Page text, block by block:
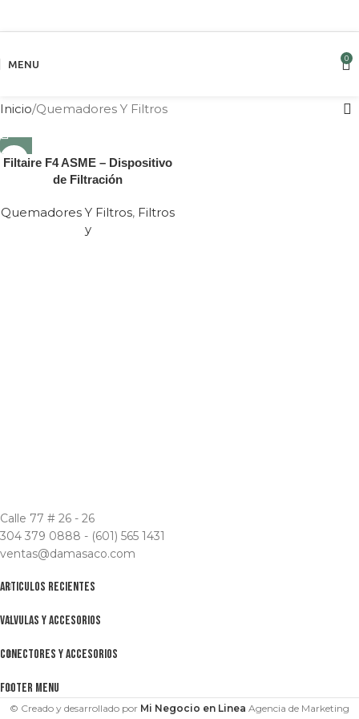
MENU 0
Inicio Quemadores Y Filtros
Filtaire F4 ASME – Dispositivo
de Filtración
Quemadores Y Filtros, Filtros
y
Calle 77 # 26 - 26
304 379 0888 - (601) 565 1431
ventas@damasaco.com
ARTICULOS RECIENTES
VALVULAS Y ACCESORIOS
CONECTORES Y ACCESORIOS
FOOTER MENU
© Creado y desarrollado por Mi Negocio en Linea Agencia de Marketing